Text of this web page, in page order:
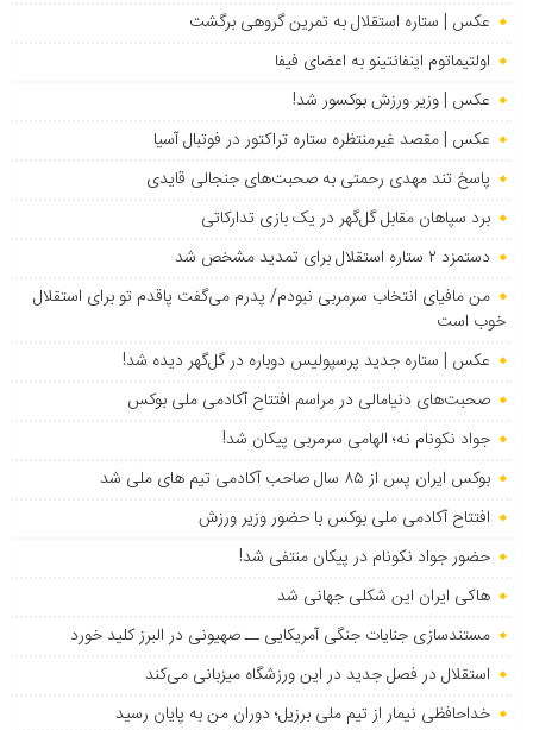
عکس | ستاره استقلال به تمرین گروهی برگشت
اولتیماتوم اینفانتینو به اعضای فیفا
عکس | وزیر ورزش بوکسور شد!
عکس | مقصد غیرمنتظره ستاره تراکتور در فوتبال آسیا
پاسخ تند مهدی رحمتی به صحبت‌های جنجالی قایدی
برد سپاهان مقابل گل‌گهر در یک بازی تدارکاتی
دستمزد ۲ ستاره استقلال برای تمدید مشخص شد
من مافیای انتخاب سرمربی نبودم/ پدرم می‌گفت پاقدم تو برای استقلال
خوب است
عکس | ستاره جدید پرسپولیس دوباره در گل‌گهر دیده شد!
صحبت‌های دنیامالی در مراسم افتتاح آکادمی ملی بوکس
جواد نکونام نه؛ الهامی سرمربی پیکان شد!
بوکس ایران پس از ۸۵ سال صاحب آکادمی تیم های ملی شد
افتتاح آکادمی ملی بوکس با حضور وزیر ورزش
حضور جواد نکونام در پیکان منتفی شد!
هاکی ایران این شکلی جهانی شد
مستندسازی جنایات جنگی آمریکایی ــ صهیونی در البرز کلید خورد
استقلال در فصل جدید در این ورزشگاه میزبانی می‌کند
خداحافظی نیمار از تیم ملی برزیل؛ دوران من به پایان رسید